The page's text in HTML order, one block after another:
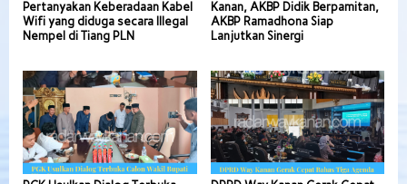
Pertanyakan Keberadaan Kabel
Wifi yang diduga secara Illegal
Nempel di Tiang PLN
Kanan, AKBP Didik Berpamitan,
AKBP Ramadhona Siap
Lanjutkan Sinergi